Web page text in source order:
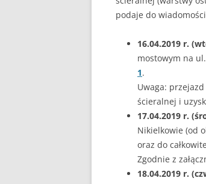
podaje do
16.04.2019 r.
mostowym na
1.
Uwaga:
ścieralnej i
17.04.2019 r.
Nikielkowie (od
oraz do
Zgodnie z
18.04.2019 r.